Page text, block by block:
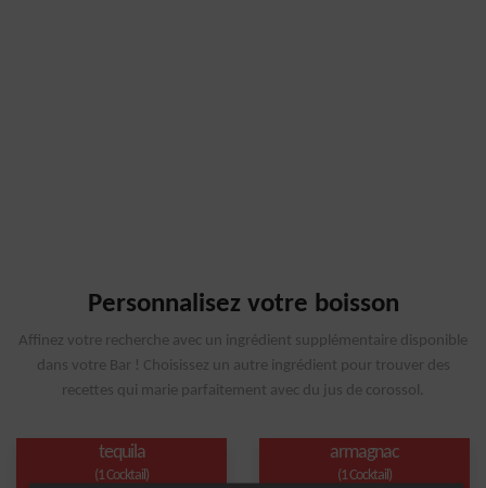
Personnalisez votre boisson
Affinez votre recherche avec un ingrédient supplémentaire disponible
dans votre Bar ! Choisissez un autre ingrédient pour trouver des
recettes qui marie parfaitement avec du jus de corossol.
tequila
(1 Cocktail)
armagnac
(1 Cocktail)